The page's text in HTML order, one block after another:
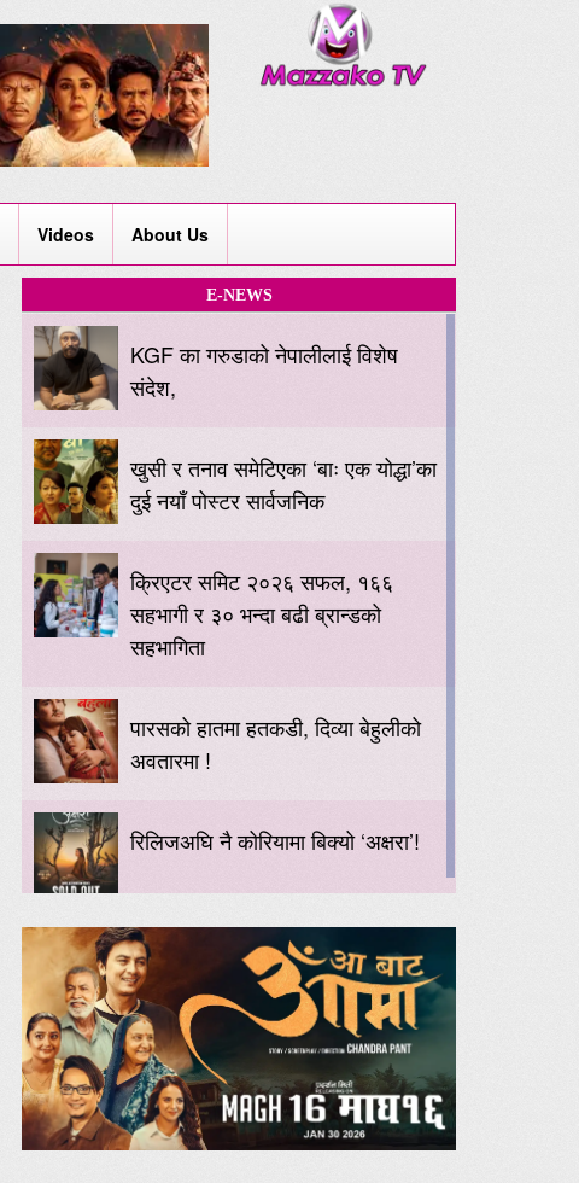
Videos About Us
E-NEWS
KGF का गरुडाको नेपालीलाई विशेष
संदेश,
खुसी र तनाव समेटिएका ‘बाः एक योद्धा’का
दुई नयाँ पोस्टर सार्वजनिक
क्रिएटर समिट २०२६ सफल, १६६
सहभागी र ३० भन्दा बढी ब्रान्डको
सहभागिता
पारसको हातमा हतकडी, दिव्या बेहुलीको
अवतारमा !
रिलिजअघि नै कोरियामा बिक्यो ‘अक्षरा’!